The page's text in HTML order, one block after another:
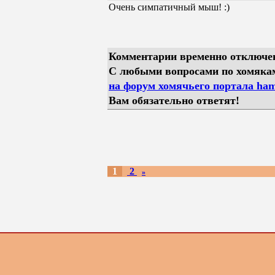
Очень симпатичный мыш! :)
Комментарии временно
С любыми вопросами по
на форум хомячьего портала
Вам обязательно ответят!
1 2 »